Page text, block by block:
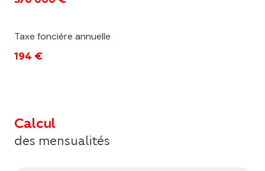
Taxe foncière annuelle
194 €
Calcul
des mensualités